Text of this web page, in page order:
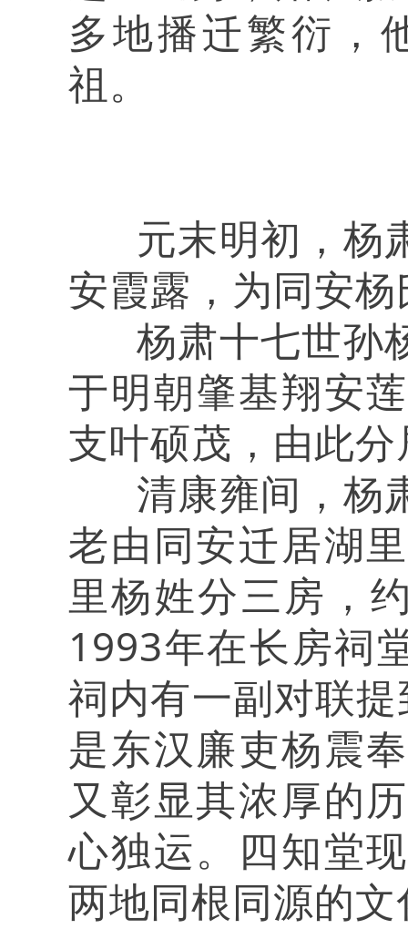
多地播迁繁衍，
祖。
元末明初，杨
安霞露，为同安
杨肃十七世孙
于明朝肇基翔安
支叶硕茂，由此
清康雍间，杨
老由同安迁居湖
里杨姓分三房，
1993年在长房祠
祠内有一副对联
是东汉廉吏杨震
又彰显其浓厚的
心独运。四知堂
两地同根同源的